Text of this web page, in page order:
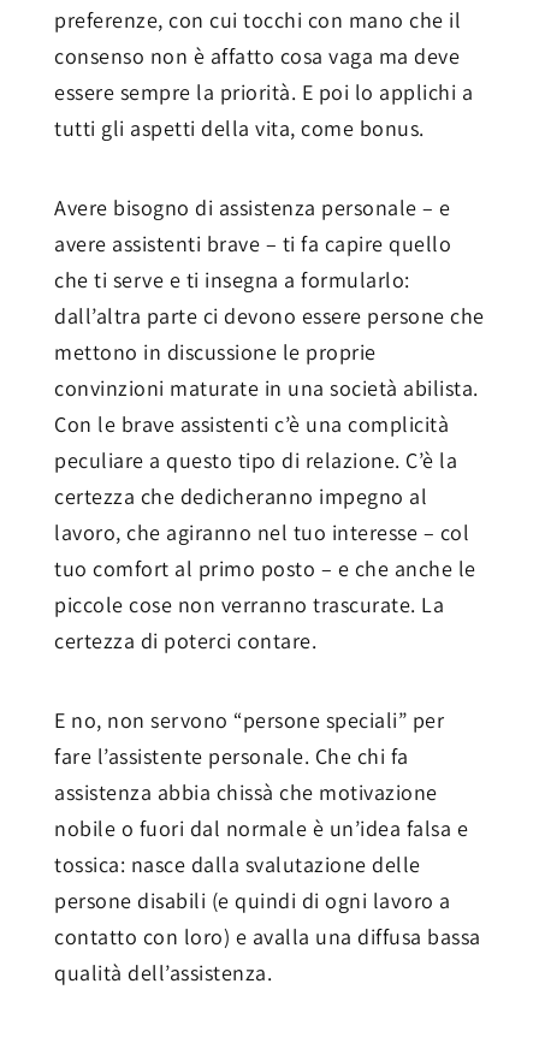
preferenze, con cui tocchi con mano che il
consenso non è affatto cosa vaga ma deve
essere sempre la priorità. E poi lo applichi a
tutti gli aspetti della vita, come bonus.
Avere bisogno di assistenza personale – e
avere assistenti brave – ti fa capire quello
che ti serve e ti insegna a formularlo:
dall’altra parte ci devono essere persone che
mettono in discussione le proprie
convinzioni maturate in una società abilista.
Con le brave assistenti c’è una complicità
peculiare a questo tipo di relazione. C’è la
certezza che dedicheranno impegno al
lavoro, che agiranno nel tuo interesse – col
tuo comfort al primo posto – e che anche le
piccole cose non verranno trascurate. La
certezza di poterci contare.
E no, non servono “persone speciali” per
fare l’assistente personale. Che chi fa
assistenza abbia chissà che motivazione
nobile o fuori dal normale è un’idea falsa e
tossica: nasce dalla svalutazione delle
persone disabili (e quindi di ogni lavoro a
contatto con loro) e avalla una diffusa bassa
qualità dell’assistenza.